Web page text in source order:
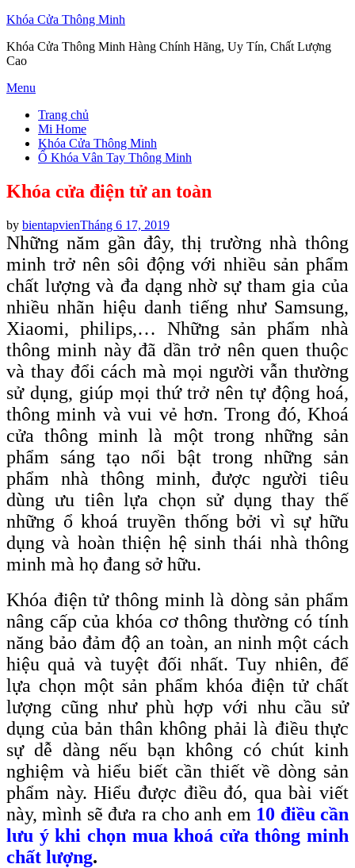
Khóa Cửa Thông Minh
Khóa Cửa Thông Minh Hàng Chính Hãng, Uy Tín, Chất Lượng
Cao
Skip
content
Menu
Trang chủ
Mi Home
Khóa Cửa Thông Minh
Ổ Khóa Vân Tay Thông Minh
Khóa cửa điện tử an toàn
by bientapvienPosted
on
Tháng 6 17, 2019
Những năm gần đây, thị trường nhà thông
minh trở nên sôi động với nhiều sản phẩm
chất lượng và đa dạng nhờ sự tham gia của
nhiều nhãn hiệu danh tiếng như Samsung,
Xiaomi, philips,… Những sản phẩm nhà
thông minh này đã dần trở nên quen thuộc
và thay đổi cách mà mọi người vẫn thường
sử dụng, giúp mọi thứ trở nên tự động hoá,
thông minh và vui vẻ hơn. Trong đó, Khoá
cửa thông minh là một trong những sản
phẩm sáng tạo nổi bật trong những sản
phẩm nhà thông minh, được người tiêu
dùng ưu tiên lựa chọn sử dụng thay thế
những ổ khoá truyền thống bởi vì sự hữu
dụng và hoàn thiện hệ sinh thái nhà thông
minh mà họ đang sở hữu.
Khóa điện tử thông minh là dòng sản phẩm
nâng cấp của khóa cơ thông thường có tính
năng bảo đảm độ an toàn, an ninh một cách
hiệu quả và tuyệt đối nhất. Tuy nhiên, để
lựa chọn một sản phẩm khóa điện tử chất
lượng cũng như phù hợp với nhu cầu sử
dụng của bản thân không phải là điều thực
sự dễ dàng nếu bạn không có chút kinh
nghiệm và hiểu biết cần thiết về dòng sản
phẩm này. Hiểu được điều đó, qua bài viết
này, mình sẽ đưa ra cho anh em 10 điều cần
lưu ý khi chọn mua khoá cửa thông minh
chất lượng.